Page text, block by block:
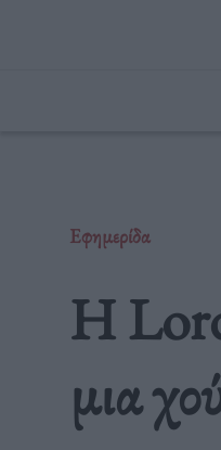
Εφημερίδα
H
μια